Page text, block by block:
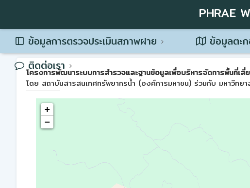
PHRAE
ข้อมูลการตรวจประเมินสภาพฝาย ข้อมูลตะ
ติดต่อเรา
โครงการพัฒนาระบบการสำรวจและฐานข้อมูลเพื่อบริหารจัดการพื้นที่
โดย สถาบันสารสนเทศทรัพยากรน้ำ (องค์การมหาชน) ร่วมกับ มหาวิทยา
+
−